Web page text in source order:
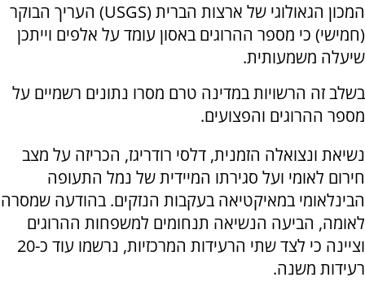
המכון הגאולוגי של ארצות הברית (USGS) העריך הבוקר
(חמישי) כי מספר ההרוגים באסון עומד על אלפים וייתכן
שיעלה משמעותית.
בשלב זה הרשויות במדינה טרם מסרו נתונים רשמיים על
מספר ההרוגים והפצועים.
נשיאת ונצואלה הזמנית, דלסי רודריגז, הכריזה על מצב
חירום לאומי ועל סגירתו המיידית של נמל התעופה
הבינלאומי במאיקטיאה בעקבות הנזקים. בהודעה שמסרה
לאומה, הביעה הנשיאה תנחומים למשפחות ההרוגים
וציינה כי לצד שתי הרעידות המרכזיות, נרשמו עוד כ-20
רעידות משנה.